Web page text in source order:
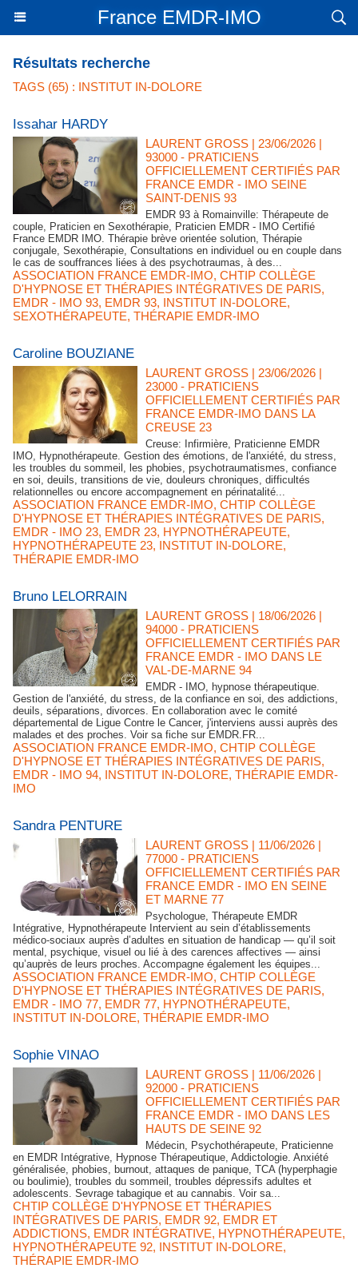
France EMDR-IMO
Résultats recherche
TAGS (65) : INSTITUT IN-DOLORE
Issahar HARDY
LAURENT GROSS | 23/06/2026 |
93000 - PRATICIENS
OFFICIELLEMENT CERTIFIÉS PAR
FRANCE EMDR - IMO SEINE
SAINT-DENIS 93
EMDR 93 à Romainville: Thérapeute de
couple, Praticien en Sexothérapie, Praticien EMDR - IMO Certifié
France EMDR IMO. Thérapie brève orientée solution, Thérapie
conjugale, Sexothérapie, Consultations en individuel ou en couple dans
le cas de souffrances liées à des psychotraumas, à des...
ASSOCIATION FRANCE EMDR-IMO, CHTIP COLLÈGE
D'HYPNOSE ET THÉRAPIES INTÉGRATIVES DE PARIS,
EMDR - IMO 93, EMDR 93, INSTITUT IN-DOLORE,
SEXOTHÉRAPEUTE, THÉRAPIE EMDR-IMO
Caroline BOUZIANE
LAURENT GROSS | 23/06/2026 |
23000 - PRATICIENS
OFFICIELLEMENT CERTIFIÉS PAR
FRANCE EMDR-IMO DANS LA
CREUSE 23
Creuse: Infirmière, Praticienne EMDR
IMO, Hypnothérapeute. Gestion des émotions, de l'anxiété, du stress,
les troubles du sommeil, les phobies, psychotraumatismes, confiance
en soi, deuils, transitions de vie, douleurs chroniques, difficultés
relationnelles ou encore accompagnement en périnatalité...
ASSOCIATION FRANCE EMDR-IMO, CHTIP COLLÈGE
D'HYPNOSE ET THÉRAPIES INTÉGRATIVES DE PARIS,
EMDR - IMO 23, EMDR 23, HYPNOTHÉRAPEUTE,
HYPNOTHÉRAPEUTE 23, INSTITUT IN-DOLORE,
THÉRAPIE EMDR-IMO
Bruno LELORRAIN
LAURENT GROSS | 18/06/2026 |
94000 - PRATICIENS
OFFICIELLEMENT CERTIFIÉS PAR
FRANCE EMDR - IMO DANS LE
VAL-DE-MARNE 94
EMDR - IMO, hypnose thérapeutique.
Gestion de l'anxiété, du stress, de la confiance en soi, des addictions,
deuils, séparations, divorces. En collaboration avec le comité
départemental de Ligue Contre le Cancer, j'interviens aussi auprès des
malades et des proches. Voir sa fiche sur EMDR.FR...
ASSOCIATION FRANCE EMDR-IMO, CHTIP COLLÈGE
D'HYPNOSE ET THÉRAPIES INTÉGRATIVES DE PARIS,
EMDR - IMO 94, INSTITUT IN-DOLORE, THÉRAPIE EMDR-
IMO
Sandra PENTURE
LAURENT GROSS | 11/06/2026 |
77000 - PRATICIENS
OFFICIELLEMENT CERTIFIÉS PAR
FRANCE EMDR - IMO EN SEINE
ET MARNE 77
Psychologue, Thérapeute EMDR
Intégrative, Hypnothérapeute Intervient au sein d’établissements
médico‑sociaux auprès d’adultes en situation de handicap — qu’il soit
mental, psychique, visuel ou lié à des carences affectives — ainsi
qu’auprès de leurs proches. Accompagne également les équipes...
ASSOCIATION FRANCE EMDR-IMO, CHTIP COLLÈGE
D'HYPNOSE ET THÉRAPIES INTÉGRATIVES DE PARIS,
EMDR - IMO 77, EMDR 77, HYPNOTHÉRAPEUTE,
INSTITUT IN-DOLORE, THÉRAPIE EMDR-IMO
Sophie VINAO
LAURENT GROSS | 11/06/2026 |
92000 - PRATICIENS
OFFICIELLEMENT CERTIFIÉS PAR
FRANCE EMDR - IMO DANS LES
HAUTS DE SEINE 92
Médecin, Psychothérapeute, Praticienne
en EMDR Intégrative, Hypnose Thérapeutique, Addictologie. Anxiété
généralisée, phobies, burnout, attaques de panique, TCA (hyperphagie
ou boulimie), troubles du sommeil, troubles dépressifs adultes et
adolescents. Sevrage tabagique et au cannabis. Voir sa...
CHTIP COLLÈGE D'HYPNOSE ET THÉRAPIES
INTÉGRATIVES DE PARIS, EMDR 92, EMDR ET
ADDICTIONS, EMDR INTÉGRATIVE, HYPNOTHÉRAPEUTE,
HYPNOTHÉRAPEUTE 92, INSTITUT IN-DOLORE,
THÉRAPIE EMDR-IMO